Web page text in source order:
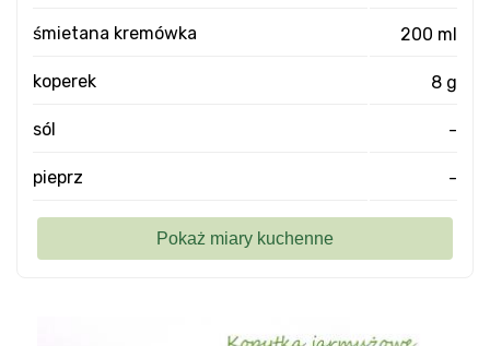
śmietana kremówka 200 ml
koperek 8 g
sól -
pieprz -